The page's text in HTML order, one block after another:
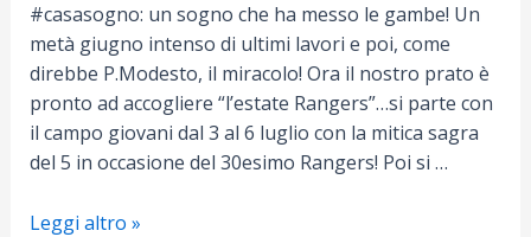
rete
nazionale
su
Radio
InBLU
#casasogno: un sogno che ha messo le gambe! Un
metà giugno intenso di ultimi lavori e poi, come
direbbe P.Modesto, il miracolo! Ora il nostro prato è
pronto ad accogliere “l’estate Rangers”…si parte con
il campo giovani dal 3 al 6 luglio con la mitica sagra
del 5 in occasione del 30esimo Rangers! Poi si …
#CasaSogno:
Leggi altro »